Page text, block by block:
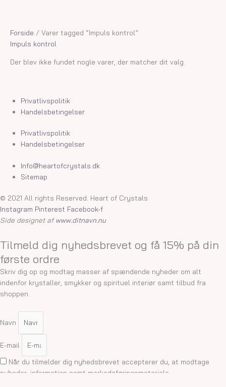
Forside / Varer tagged “Impuls kontrol”
Impuls kontrol
Der blev ikke fundet nogle varer, der matcher dit valg.
Privatlivspolitik
Handelsbetingelser
Privatlivspolitik
Handelsbetingelser
Info@heartofcrystals.dk
Sitemap
© 2021 All rights Reserved. Heart of Crystals
Instagram Pinterest Facebook-f
Side designet af www.ditnavn.nu
Tilmeld dig nyhedsbrevet og få 15% på din
første ordre
Skriv dig op og modtag masser af spændende nyheder om alt
indenfor krystaller, smykker og spirituel interiør samt tilbud fra
shoppen.
Navn
E-mail
Når du tilmelder dig nyhedsbrevet accepterer du, at modtage
nyheder, information samt markedsføringsmateriale.